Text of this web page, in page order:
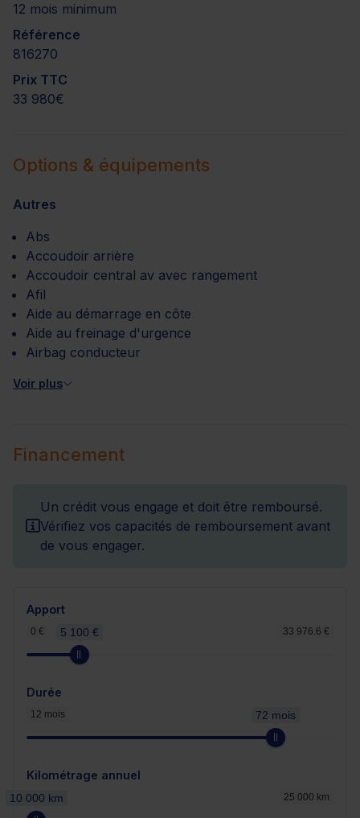
12 mois minimum
Référence
816270
Prix TTC
33 980€
Options & équipements
Autres
Abs
Accoudoir arrière
Accoudoir central av avec rangement
Afil
Aide au démarrage en côte
Aide au freinage d'urgence
Airbag conducteur
Voir plus
Financement
Un crédit vous engage et doit être remboursé.
Vérifiez vos capacités de remboursement avant
de vous engager.
Apport
0 € 33 976.6 €
5 100 €
Durée
12 mois 72 mois
Kilométrage annuel
25 000 km
10 000 km